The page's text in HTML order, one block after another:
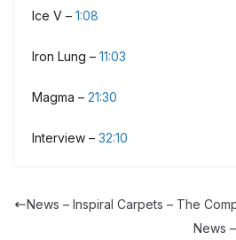
Ice V – 1:08
Iron Lung – 11:03
Magma – 21:30
Interview – 32:10
News – Inspiral Carpets – The
News